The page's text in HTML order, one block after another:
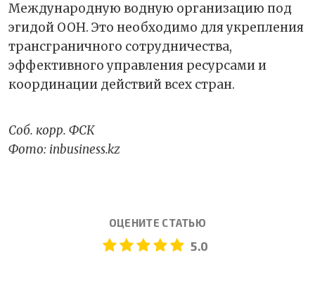
Международную водную организацию под
эгидой ООН. Это необходимо для укрепления
трансграничного сотрудничества,
эффективного управления ресурсами и
координации действий всех стран.
Соб. корр. ФСК
Фото: inbusiness.kz
ОЦЕНИТЕ СТАТЬЮ
5.0